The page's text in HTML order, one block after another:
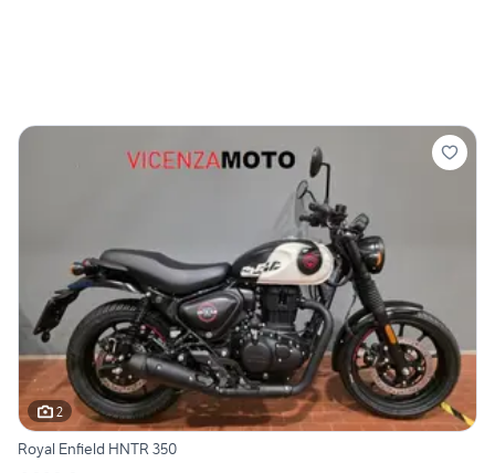
2
Royal Enfield HNTR 350